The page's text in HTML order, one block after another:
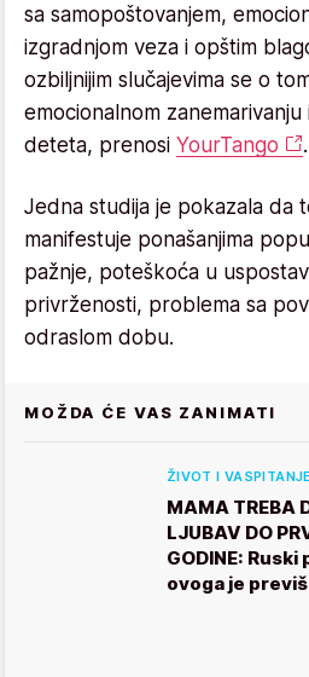
sa samopoštovanjem,
izgradnjom veza i opštim
ozbiljnijim slučajevima se o
emocionalnom zanemarivanju
deteta, prenosi YourTango .
Jedna studija je pokazala da
manifestuje ponašanjima
pažnje, poteškoća u
privrženosti, problema sa
odraslom dobu.
MOŽDA ĆE VAS ZANIMATI
ŽIVOT I VASPITANJE
MAMA TREBA
LJUBAV DO
GODINE:
ovoga je